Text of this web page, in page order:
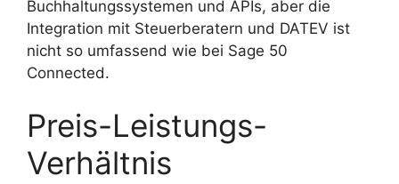
Buchhaltungssystemen und APIs, aber die
Integration mit Steuerberatern und DATEV ist
nicht so umfassend wie bei Sage 50
Connected.
Preis-Leistungs-
Verhältnis